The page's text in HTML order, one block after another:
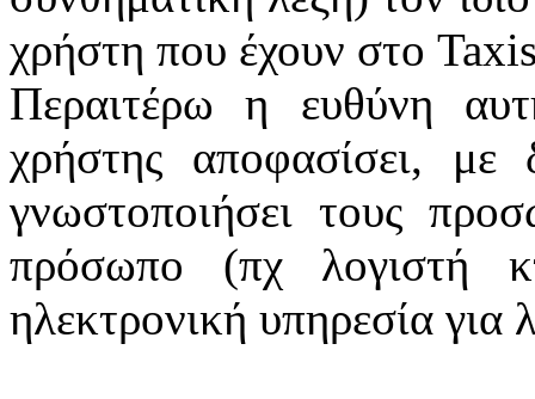
χρήστη που έχουν στο
Περαιτέρω η ευθύνη
χρήστης αποφασίσει, με
γνωστοποιήσει τους
πρόσωπο (πχ λογιστή
ηλεκτρονική υπηρεσία για